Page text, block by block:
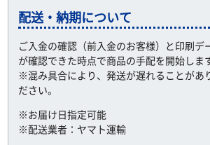
配送・納期について
ご入金の確認（前入金のお客様）と印刷デ
が確認できた時点で商品の手配を開始しま
※混み具合により、発送が遅れることがあ
ださい。
※お届け日指定可能
※配送業者：ヤマト運輸